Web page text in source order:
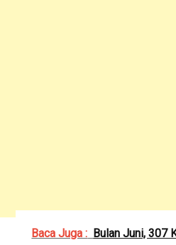
Baca Juga : Bulan Juni, 307